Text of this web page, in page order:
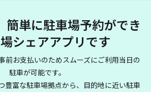
簡単に駐車場予約ができ
シェアアプリです
前お支払いのためスムーズにご利用当日の
駐車が可能です。
豊富な駐車場拠点から、目的地に近い駐車